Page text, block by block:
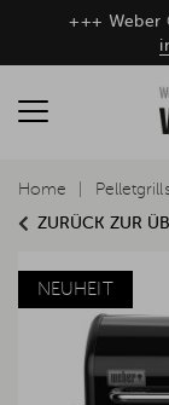
+++ Weber
ZURÜCK ZUR
Home
NEUHEIT